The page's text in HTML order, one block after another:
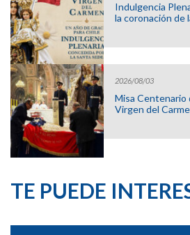
Indulgencia
la coronación de
2026/08/03
Misa Centenario
Virgen del
TE PUEDE